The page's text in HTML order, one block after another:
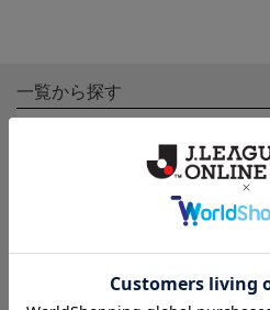
一覧から探す
クラブから探す
Ｊ2
Ｊリーグオンラインストアとは